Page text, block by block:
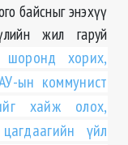
байсныг энэхүү
жил гаруй
шоронд хорих,
ын коммунист
хайж олох,
үйл